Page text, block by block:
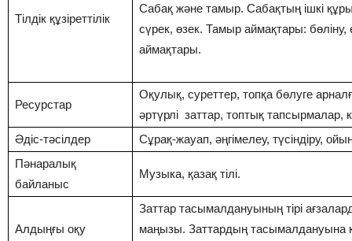
Тілдік құзіреттілік
Сабақ және тамыр. Сабақтың ішкі
сүрек, өзек. Тамыр аймақтары: бөліну,
аймақтары.
Ресурстар
Оқулық, суреттер, топқа бөлуге
әртүрлі заттар, топтық тапсырмалар,
Әдіс-тәсілдер
Сұрақ-жауап, әңгімелеу, түсіндіру,
Пәнаралық
байланыс
Музыка, қазақ тілі.
Алдыңғы оқу
Заттар тасымалдануының тірі
маңызы. Заттардың тасымалдануына